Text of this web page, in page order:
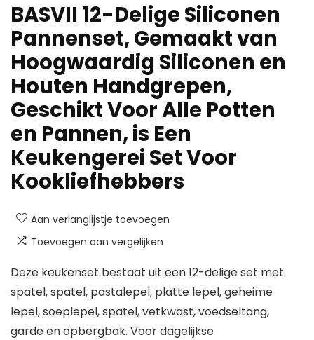
BASVII 12-Delige Siliconen
Pannenset, Gemaakt van
Hoogwaardig Siliconen en
Houten Handgrepen,
Geschikt Voor Alle Potten
en Pannen, is Een
Keukengerei Set Voor
Kookliefhebbers
Aan verlanglijstje toevoegen
Toevoegen aan vergelijken
Deze keukenset bestaat uit een 12-delige set met
spatel, spatel, pastalepel, platte lepel, geheime
lepel, soeplepel, spatel, vetkwast, voedseltang,
garde en opbergbak. Voor dagelijkse